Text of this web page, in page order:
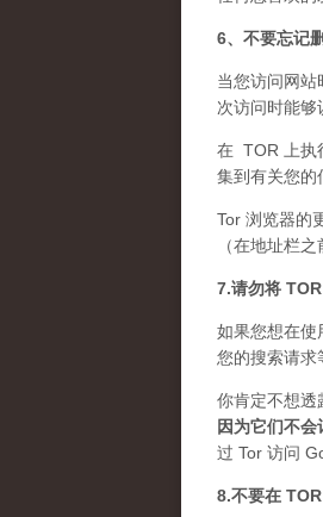
6、不要忘记
当您访问网
次访问时能够
在 TOR 上执
集到有关您的
Tor 浏览器的
（在地址栏
7.请勿将
如果您想在使
您的搜索请求
你肯定不想透
因为它们不
过 Tor 访问
8.不要在